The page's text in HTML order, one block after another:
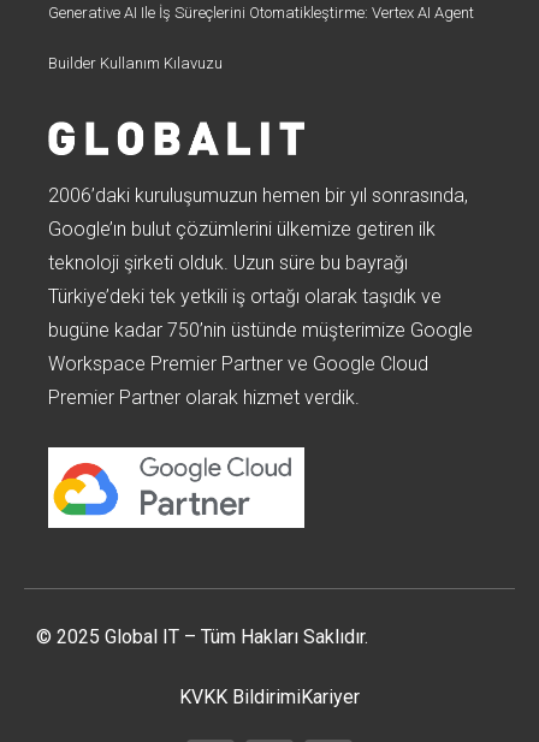
Generative AI Ile İş Süreçlerini Otomatikleştirme: Vertex AI Agent
Builder Kullanım Kılavuzu
2006’daki kuruluşumuzun hemen bir yıl sonrasında,
Google’ın bulut çözümlerini ülkemize getiren ilk
teknoloji şirketi olduk. Uzun süre bu bayrağı
Türkiye’deki tek yetkili iş ortağı olarak taşıdık ve
bugüne kadar 750’nin üstünde müşterimize Google
Workspace Premier Partner ve Google Cloud
Premier Partner olarak hizmet verdik.
© 2025 Global IT – Tüm Hakları Saklıdır.
KVKK BildirimiKariyer